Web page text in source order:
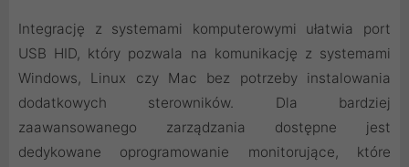
Integrację z systemami komputerowymi ułatwia port
USB HID, który pozwala na komunikację z systemami
Windows, Linux czy Mac bez potrzeby instalowania
dodatkowych sterowników. Dla bardziej
zaawansowanego zarządzania dostępne jest
dedykowane oprogramowanie monitorujące, które